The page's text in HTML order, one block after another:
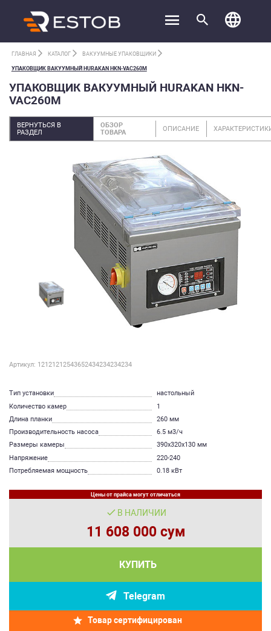
ГЛАВНАЯ КАТАЛОГ ВАКУУМНЫЕ УПАКОВЩИКИ
УПАКОВЩИК ВАКУУМНЫЙ HURAKAN HKN-VAC260M
УПАКОВЩИК ВАКУУМНЫЙ HURAKAN HKN-
VAC260M
ВЕРНУТЬСЯ В
РАЗДЕЛ
ОБЗОР
ТОВАРА
ОПИСАНИЕ
Артикул: 12121212543652434234234234
Тип установки
настольный
Количество камер
1
Длина планки
260 мм
Производительность насоса
6.5 м3/ч
Размеры камеры
390х320х130 мм
Напряжение
220-240
Потребляемая мощность
0.18 кВт
Цены от прайса могут отличаться
В НАЛИЧИИ
11 608 000 сум
КУПИТЬ
Telegram
Товар сертифицирован